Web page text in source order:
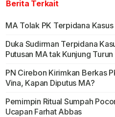
Berita Terkait
MA Tolak PK Terpidana Kasus
Duka Sudirman Terpidana
Putusan MA tak Kunjung Turun
PN Cirebon Kirimkan Berkas
Vina, Kapan Diputus MA?
Pemimpin Ritual Sumpah
Ucapan Farhat Abbas